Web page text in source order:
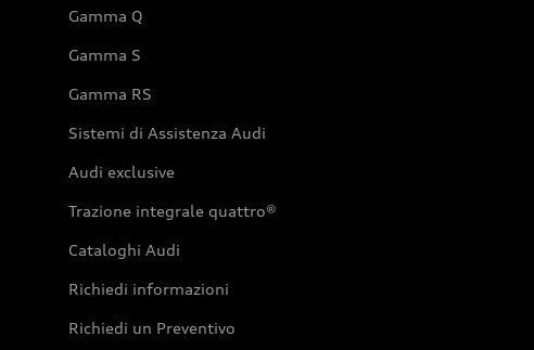
Gamma Q
Gamma S
Gamma RS
Sistemi di Assistenza Audi
Audi exclusive
Trazione integrale quattro®
Cataloghi Audi
Richiedi informazioni
Richiedi un Preventivo